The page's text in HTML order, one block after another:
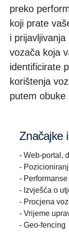
preko
koji prate
i
vozača koja
identificirate
korištenja
putem obuke
- Web-portal,
-
-
- Izvješća o
- Procjena
- Vrijeme
- Geo-fencing